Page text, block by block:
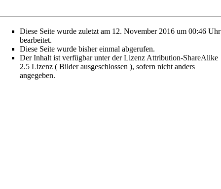
Diese Seite wurde zuletzt am 12. November 2016 um 00:46 Uhr
bearbeitet.
Diese Seite wurde bisher einmal abgerufen.
Der Inhalt ist verfügbar unter der Lizenz Attribution-ShareAlike
2.5 Lizenz ( Bilder ausgeschlossen ), sofern nicht anders
angegeben.